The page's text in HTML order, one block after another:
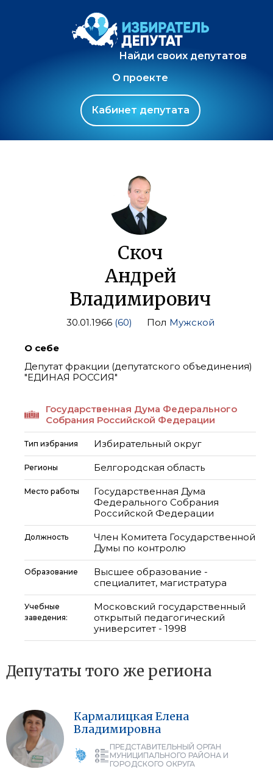
Найди своих депутатов
О проекте
Кабинет депутата
Скоч
Андрей
Владимирович
30.01.1966 (60) Пол Мужской
О себе
Депутат фракции (депутатского объединения)
"ЕДИНАЯ РОССИЯ"
Государственная Дума Федерального
Собрания Российской Федерации
Тип избрания Избирательный округ
Регионы Белгородская область
Место работы
Государственная Дума
Федерального Собрания
Российской Федерации
Должность
Член Комитета Государственной
Думы по контролю
Образование
Высшее образование -
специалитет, магистратура
Учебные
заведения:
Московский государственный
открытый педагогический
университет - 1998
Депутаты того же региона
КармалицкаяЕлена
Владимировна
ПРЕДСТАВИТЕЛЬНЫЙ ОРГАН
МУНИЦИПАЛЬНОГО РАЙОНА И
ГОРОДСКОГО ОКРУГА